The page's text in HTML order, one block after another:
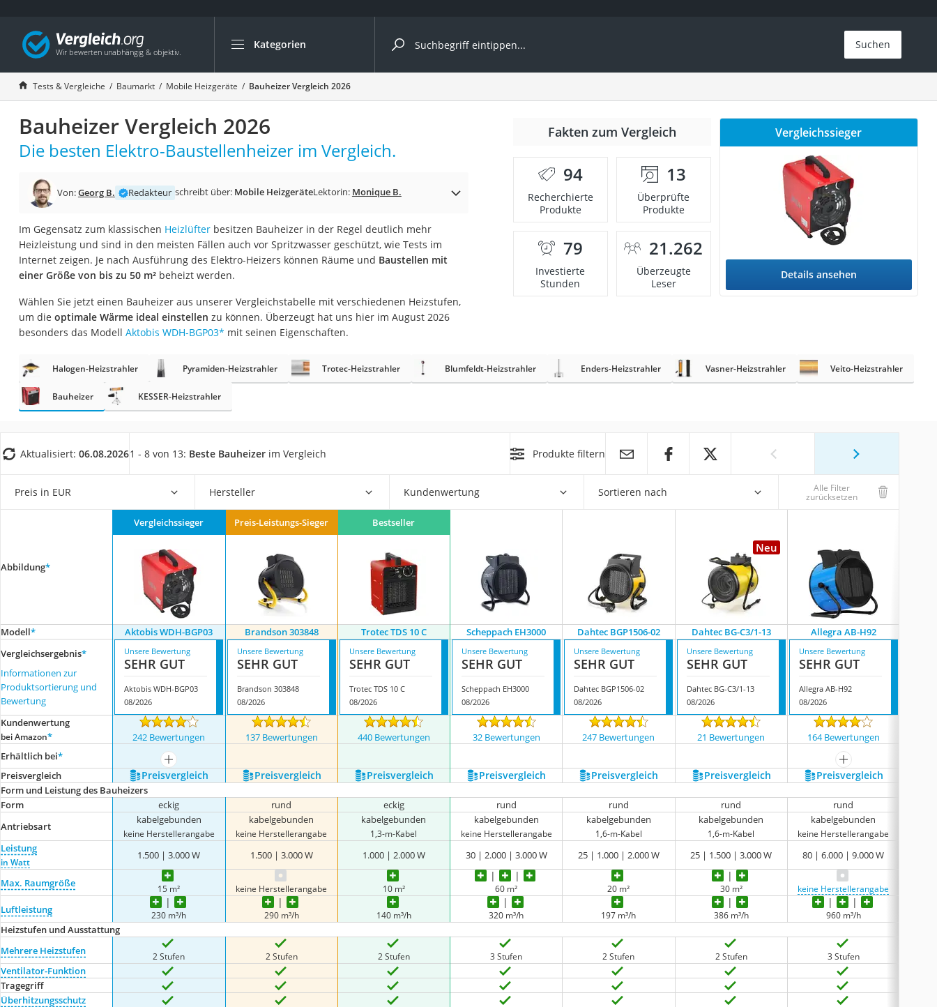
Kategorien
Die beliebtesten Vergleiche nach Kategorie
Baumarkt
Tresor feuerfest
Makita-Akku-Rasenmäher
Kappsäge
Akku-Rasentrimmer
Split-Klimaanlage 2 Innengeräte
Pelletofen
Bohrmaschine
Tiefbrunnenpumpe
Fliesenschneider
Doppelschleifer
Benzinrasenmäher mit Elektrostart
Löschdecke
Winterharte Palmen
Gasdurchlauferhitzer
Suchen
Tests & Vergleiche Baumarkt Mobile Heizgeräte Bauheizer Vergleich 2026
Bauheizer Vergleich 2026
Die besten Elektro-Baustellenheizer im Vergleich.
Von:Georg B. Redakteur schreibt über: Mobile HeizgeräteLektorin: Monique B.
Im Gegensatz zum klassischen Heizlüfterbesitzen Bauheizer in der Regel deutlich mehr
Heizleistung und sind in den meisten Fällen auch vor Spritzwasser geschützt, wie Tests im
Internet zeigen. Je nach Ausführung des Elektro-Heizers können Räume und Baustellen mit
einer Größe von bis zu 50 m²beheizt werden.
Wählen Sie jetzt einen Bauheizer aus unserer Vergleichstabelle mit verschiedenen Heizstufen,
um die optimale Wärme ideal einstellen zu können. Überzeugt hat uns hier im August 2026
besonders das Modell Aktobis WDH-BGP03* mit seinen Eigenschaften.
Fakten zum Vergleich
94
Recherchierte
Produkte
13
Überprüfte
Produkte
79
Investierte
Stunden
21.262
Überzeugte
Leser
Vergleichssieger
Details ansehen
Halogen-Heizstrahler Pyramiden-Heizstrahler Trotec-Heizstrahler Blumfeldt-Heizstrahler Enders-Heizstrahler Vasner-Heizstrahler Veito-Heizstrahler
Bauheizer KESSER-Heizstrahler
Aktualisiert: 06.08.20261 - 8 von 13: Beste Bauheizer im Vergleich Produkte filtern
Preis in EUR Hersteller Kundenwertung Sortieren nach Alle Filter
zurücksetzen
Abbildung*
Vergleichssieger Preis-Leistungs-Sieger Bestseller
Neu
Modell* Aktobis WDH-BGP03 Brandson 303848 Trotec TDS 10 C Scheppach EH3000 Dahtec BGP1506-02 Dahtec BG-C3/1-13 Allegra AB-H92
Vergleichsergebnis*
Informationen zur
Produktsortierung und
Bewertung
Unsere Bewertung
SEHR GUT
Aktobis WDH-BGP03
08/2026
Unsere Bewertung
SEHR GUT
Brandson 303848
08/2026
Unsere Bewertung
SEHR GUT
Trotec TDS 10 C
08/2026
Unsere Bewertung
SEHR GUT
Scheppach EH3000
08/2026
Unsere Bewertung
SEHR GUT
Dahtec BGP1506-02
08/2026
Unsere Bewertung
SEHR GUT
Dahtec BG-C3/1-13
08/2026
Unsere Bewertung
SEHR GUT
Allegra AB-H92
08/2026
Kundenwertung
bei Amazon* 242 Bewertungen 137 Bewertungen 440 Bewertungen 32 Bewertungen 247 Bewertungen 21 Bewertungen 164 Bewertungen
Erhältlich bei*
mehr anzeigen
mehr anzeigen
Preis­vergleich
Preis­vergleich Preis­vergleich Preis­vergleich Preis­vergleich Preis­vergleich Preis­vergleich Preis­vergleich
Form und Leistung des Bauheizers
Form
eckig rund eckig rund rund rund
rund
Antriebsart
kabelgebunden
keine Herstellerangabe
kabelgebunden
keine Herstellerangabe
kabelgebunden
1,3-m-Kabel
kabelgebunden
keine Herstellerangabe
kabelgebunden
1,6-m-Kabel
kabelgebunden
1,6-m-Kabel
kabelgebunden
keine Herstellerangabe
Leistung
in Watt
1.500 | 3.000 W 1.500 | 3.000 W 1.000 | 2.000 W 30 | 2.000 | 3.000 W 25 | 1.000 | 2.000 W 25 | 1.500 | 3.000 W 80 | 6.000 | 9.000 W
Max. Raumgröße 15 m² keine Herstellerangabe 10 m² 60 m² 20 m² 30 m² keine Herstellerangabe
Luftleistung 230 m³/h 290 m³/h 140 m³/h 320 m³/h 197 m³/h 386 m³/h 960 m³/h
Heizstufen und Ausstattung
Mehrere Heizstufen
2 Stufen 2 Stufen 2 Stufen 3 Stufen 2 Stufen 2 Stufen 3 Stufen
Ventilator-Funktion
Tragegriff
Überhitzungsschutz